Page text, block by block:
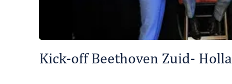
Kick-off Beethoven Zuid-